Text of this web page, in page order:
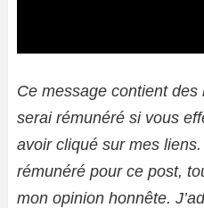
Ce message contient des
serai rémunéré si vous
avoir cliqué sur mes liens.
rémunéré pour ce post,
mon opinion honnête.